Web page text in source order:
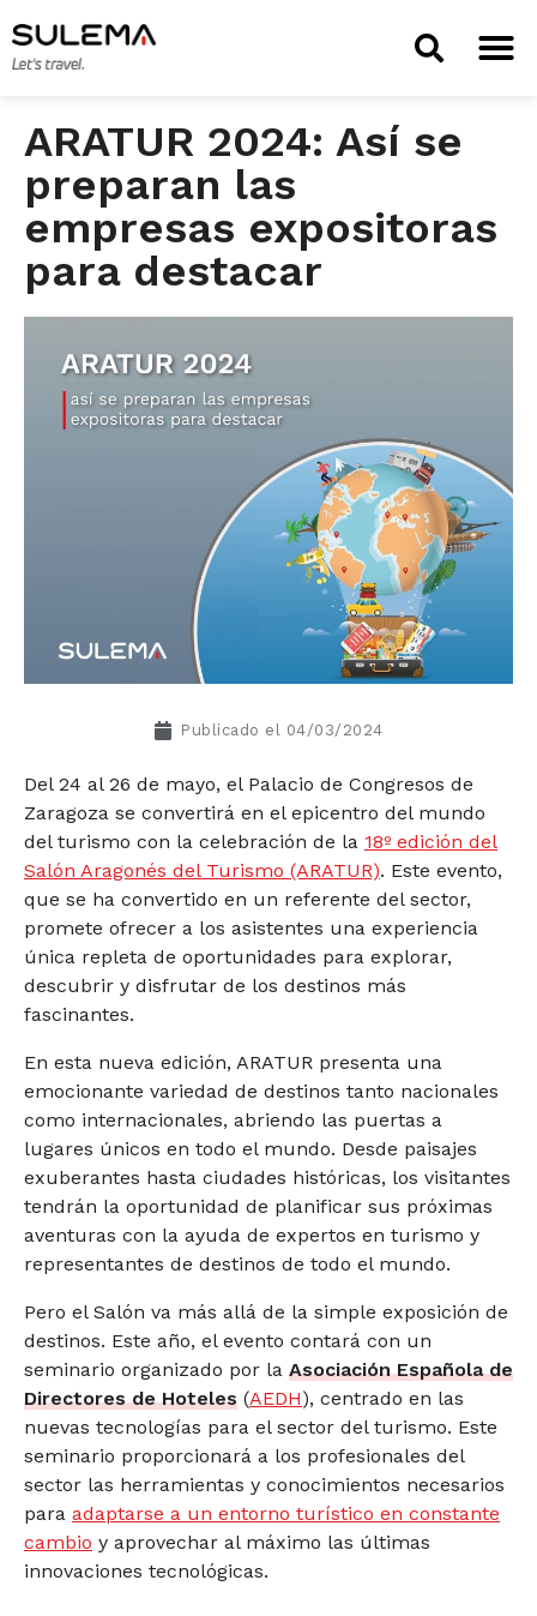
ARATUR 2024: Así se
preparan las
empresas expositoras
para destacar
Publicado el 04/03/2024
Del 24 al 26 de mayo, el Palacio de Congresos de
Zaragoza se convertirá en el epicentro del mundo
del turismo con la celebración de la 18º edición del
Salón Aragonés del Turismo (ARATUR). Este evento,
que se ha convertido en un referente del sector,
promete ofrecer a los asistentes una experiencia
única repleta de oportunidades para explorar,
descubrir y disfrutar de los destinos más
fascinantes.
En esta nueva edición, ARATUR presenta una
emocionante variedad de destinos tanto nacionales
como internacionales, abriendo las puertas a
lugares únicos en todo el mundo. Desde paisajes
exuberantes hasta ciudades históricas, los visitantes
tendrán la oportunidad de planificar sus próximas
aventuras con la ayuda de expertos en turismo y
representantes de destinos de todo el mundo.
Pero el Salón va más allá de la simple exposición de
destinos. Este año, el evento contará con un
seminario organizado por la Asociación Española de
Directores de Hoteles (AEDH), centrado en las
nuevas tecnologías para el sector del turismo. Este
seminario proporcionará a los profesionales del
sector las herramientas y conocimientos necesarios
para adaptarse a un entorno turístico en constante
cambio y aprovechar al máximo las últimas
innovaciones tecnológicas.